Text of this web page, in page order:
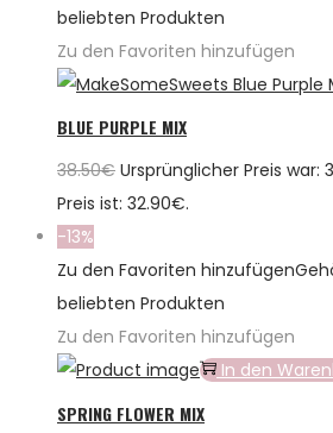
beliebten Produkten
Zu den Favoriten hinzufügen
BLUE PURPLE MIX
38.50€ Ursprünglicher Preis war:
Preis ist: 32.90€.
-13%
Zu den Favoriten hinzufügen
beliebten Produkten
Zu den Favoriten hinzufügen
In den
SPRING FLOWER MIX